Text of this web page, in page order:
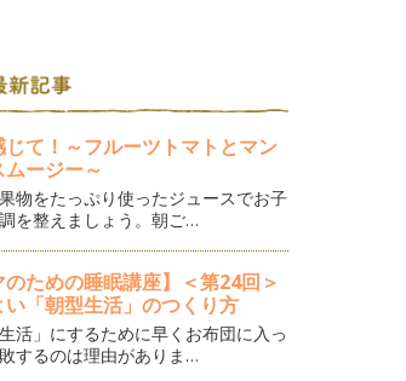
じて！～フルーツトマトとマン
ムージー～
物をたっぷり使ったジュースでお子
を整えましょう。朝ご…
のための睡眠講座】＜第24回＞
い「朝型生活」のつくり方
生活」にするために早くお布団に入っ
するのは理由がありま…